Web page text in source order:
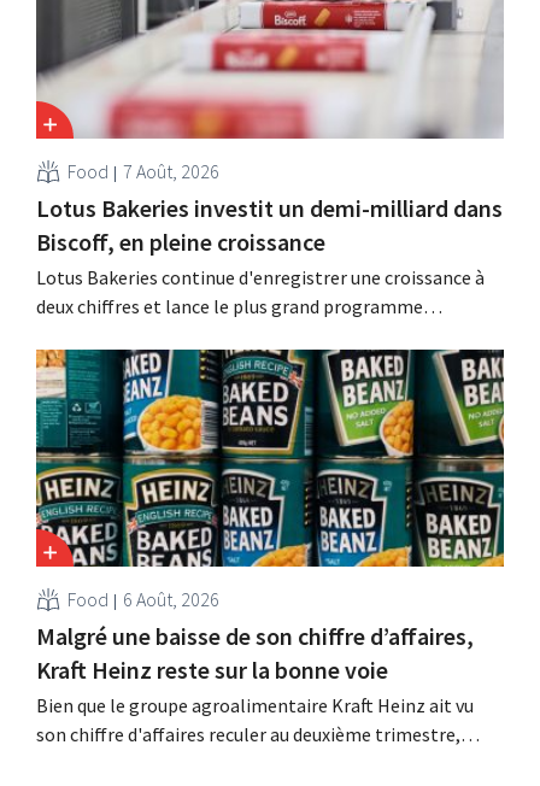
Food 7 Août, 2026
Lotus Bakeries investit un demi-milliard dans
Biscoff, en pleine croissance
Lotus Bakeries continue d'enregistrer une croissance à
deux chiffres et lance le plus grand programme
capacité de production de Biscoff : « Nous devons saisir
cette opportunité ».
Food 6 Août, 2026
Malgré une baisse de son chiffre d’affaires,
Kraft Heinz reste sur la bonne voie
Bien que le groupe agroalimentaire Kraft Heinz ait vu
son chiffre d'affaires reculer au deuxième trimestre,